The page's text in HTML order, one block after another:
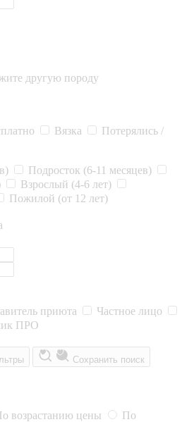
другую породу
Вязка
Потерялись /
Подросток (6-11 месяцев)
Взрослый (4-6 лет)
Пожилой (от 12 лет)
приюта
Частное лицо
ПРО
Сохранить поиск
возрастанию цены
По